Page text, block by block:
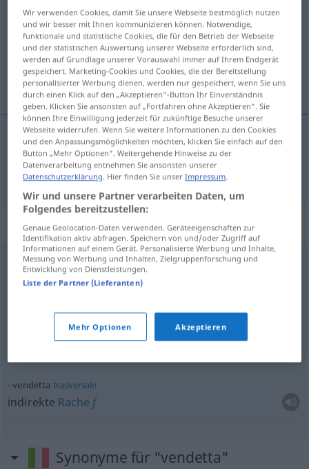
vendetta [venˈdetta] f
Übersicht aller Übersetzungen
(Für mehr Details die Übersetzung anklicken/antippen)
Rache
Rachef vendetta
Beispielsätze für "vendetta"
gridarevendetta
nachRacheschreien
di vendetta
rachedurstig
vendetta trasversale
indirekte Rache f
Synonyme für "vendetta"
Wir verwenden Cookies, damit Sie unsere Webseite bestmöglich nutzen
und wir besser mit Ihnen kommunizieren können. Notwendige,
funktionale und statistische Cookies, die für den Betrieb der Webseite
und der statistischen Auswertung unserer Webseite erforderlich sind,
werden auf Grundlage unserer Vorauswahl immer auf Ihrem Endgerät
gespeichert. Marketing-Cookies und Cookies, die der Bereitstellung
personalisierter Werbung dienen, werden nur gespeichert, wenn Sie uns
durch einen Klick auf den „Akzeptieren“-Button Ihr Einverständnis
geben. Klicken Sie ansonsten auf „Fortfahren ohne Akzeptieren“. Sie
können Ihre Einwilligung jederzeit für zukünftige Besuche unserer
Webseite widerrufen. Wenn Sie weitere Informationen zu den Cookies
und den Anpassungsmöglichkeiten möchten, klicken Sie einfach auf den
Button „Mehr Optionen“. Weitergehende Hinweise zu der
Datenverarbeitung entnehmen Sie ansonsten unserer
Datenschutzerklärung. Hier finden Sie unserImpressum.
Wir und unsere Partner verarbeiten Daten, um
Folgendes bereitzustellen:
Genaue Geolocation-Daten verwenden. Geräteeigenschaften zur
Identifikation aktiv abfragen. Speichern von und/oder Zugriff auf
Informationen auf einem Gerät. Personalisierte Werbung und Inhalte,
Messung von Werbung und Inhalten, Zielgruppenforschung und
Entwicklung von Dienstleistungen.
Liste der Partner (Lieferanten)
Mehr Optionen Akzeptieren